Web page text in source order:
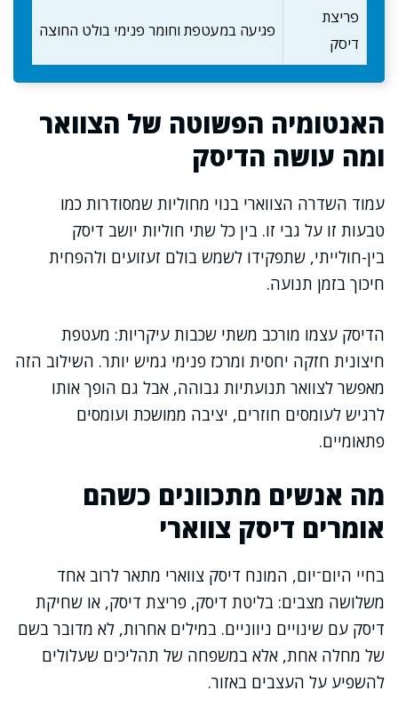
פריצת
דיסק
פגיעה במעטפת וחומר פנימי בולט החוצה
האנטומיה הפשוטה של הצוואר
ומה עושה הדיסק
עמוד השדרה הצווארי בנוי מחוליות שמסודרות כמו
טבעות זו על גבי זו. בין כל שתי חוליות יושב דיסק
בין-חולייתי, שתפקידו לשמש בולם זעזועים ולהפחית
חיכוך בזמן תנועה.
הדיסק עצמו מורכב משתי שכבות עיקריות: מעטפת
חיצונית חזקה יחסית ומרכז פנימי גמיש יותר. השילוב הזה
מאפשר לצוואר תנועתיות גבוהה, אבל גם הופך אותו
לרגיש לעומסים חוזרים, יציבה ממושכת ועומסים
פתאומיים.
מה אנשים מתכוונים כשהם
אומרים דיסק צווארי
בחיי היום־יום, המונח דיסק צווארי מתאר לרוב אחד
משלושה מצבים: בליטת דיסק, פריצת דיסק, או שחיקת
דיסק עם שינויים ניווניים. במילים אחרות, לא מדובר בשם
של מחלה אחת, אלא במשפחה של תהליכים שעלולים
להשפיע על העצבים באזור.